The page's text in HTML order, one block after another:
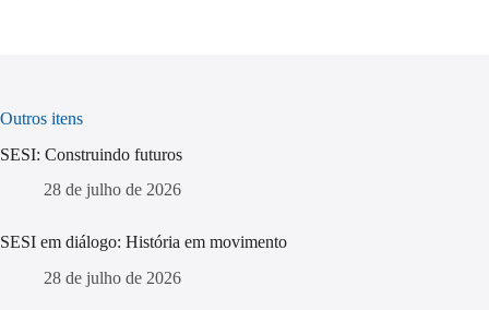
Outros itens
SESI: Construindo futuros
28 de julho de 2026
SESI em diálogo: História em movimento
28 de julho de 2026